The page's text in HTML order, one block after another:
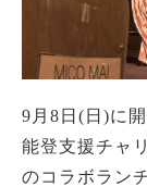
9月8日(日)に
能登支援チャ
のコラボラン